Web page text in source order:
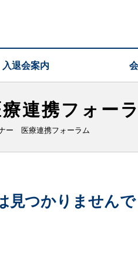
入退会案内
連携フォー
ー 医療連携フォーラム
見つかりません